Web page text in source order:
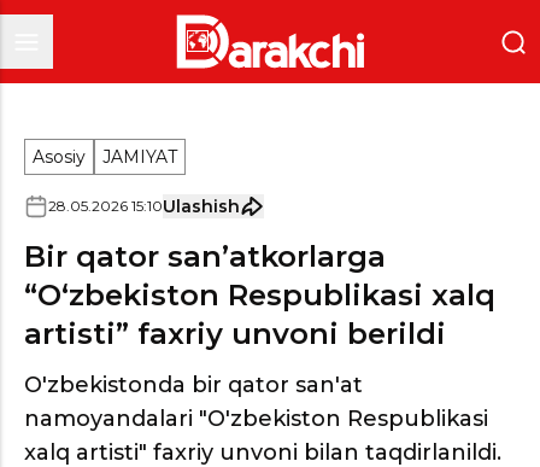
Asosiy JAMIYAT
28.05.2026 15:10Ulashish
Bir qator san’atkorlarga
“O‘zbekiston Respublikasi xalq
artisti” faxriy unvoni berildi
O'zbekistonda bir qator san'at
namoyandalari "O'zbekiston Respublikasi
xalq artisti" faxriy unvoni bilan taqdirlanildi.